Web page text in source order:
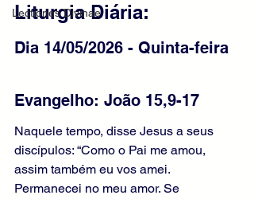
Lectiones Divinae
Liturgia Diária:
Dia 14/05/2026 - Quinta-feira
Evangelho: João 15,9-17
Naquele tempo, disse Jesus a seus
discípulos: “Como o Pai me amou,
assim também eu vos amei.
Permanecei no meu amor. Se